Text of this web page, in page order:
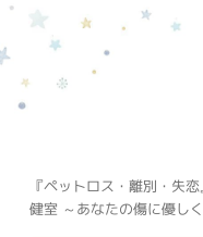
『ペットロス・離別・失
健室 ～あなたの傷に優し